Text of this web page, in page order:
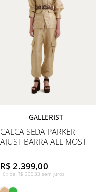
GALLERIST
CALCA SEDA PARKER
AJUST BARRA ALL MOST
R$ 2.399,00
6x de R$ 399,83 sem juros